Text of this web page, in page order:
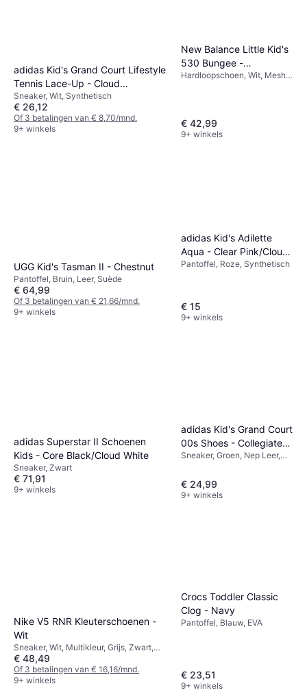
adidas Kid's Grand Court Lifestyle
Tennis Lace-Up - Cloud
White/Core Black
Sneaker, Wit, Synthetisch
€ 26,12
Of 3 betalingen van € 8,70/mnd.
9+ winkels
New Balance Little Kid's
530 Bungee -
White/Natural
Hardloopschoen, Wit, Mesh,
€ 42,99
9+ winkels
UGG Kid's Tasman II - Chestnut
Pantoffel, Bruin, Leer, Suède
€ 64,99
Of 3 betalingen van € 21,66/mnd.
9+ winkels
adidas Kid's Adilette
Aqua - Clear Pink/Cloud
White/Clear Pink
Pantoffel, Roze, Synthetisch
€ 15
9+ winkels
adidas Superstar II Schoenen
Kids - Core Black/Cloud White
Sneaker, Zwart
€ 71,91
9+ winkels
adidas Kid's Grand Court
00s Shoes - Collegiate
Green/Off White/Gum
Sneaker, Groen, Nep Leer,
€ 24,99
9+ winkels
Nike V5 RNR Kleuterschoenen -
Wit
Sneaker, Wit, Multikleur, Grijs, Zwart,
Nep Leer, Synthetisch, Mesh, Stof,
Textiel
€ 48,49
Of 3 betalingen van € 16,16/mnd.
9+ winkels
Crocs Toddler Classic
Clog - Navy
Pantoffel, Blauw, EVA
€ 23,51
9+ winkels